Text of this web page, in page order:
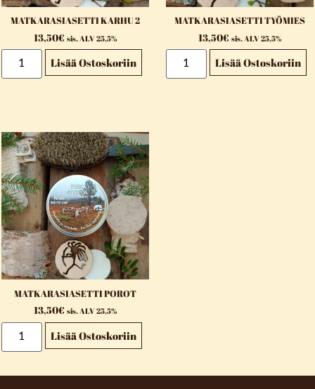
MATKARASIASETTI KARHU 2
13,50€ sis. ALV 25,5%
Lisää Ostoskoriin
MATKARASIASETTI TYÖMIES
13,50€ sis. ALV 25,5%
Lisää Ostoskoriin
MATKARASIASETTI POROT
13,50€ sis. ALV 25,5%
Lisää Ostoskoriin